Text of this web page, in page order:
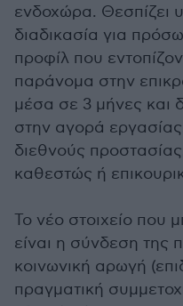
ενδοχώρα. Θεσπίζει
διαδικασία για
προφίλ που
παράνομα στην
μέσα σε 3 μήνες και
στην αγορά
διεθνούς
καθεστώς ή
Το νέο στοιχείο που
είναι η σύνδεση της
κοινωνική αρωγή
πραγματική